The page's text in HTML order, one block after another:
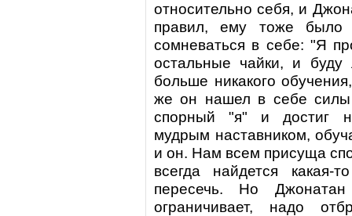
относительно себя, и
правил, ему тоже было
сомневаться в себе: "Я
остальные чайки, и буду
больше никакого
же он нашел в себе силы
спорный "я" и достиг
мудрым наставником,
и он. Нам всем присуща
всегда найдется какая-
пересечь. Но
ограничивает, надо